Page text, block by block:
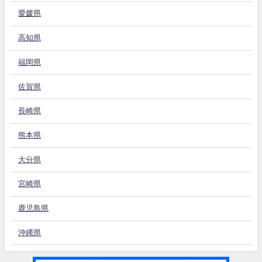
愛媛県
高知県
福岡県
佐賀県
長崎県
熊本県
大分県
宮崎県
鹿児島県
沖縄県